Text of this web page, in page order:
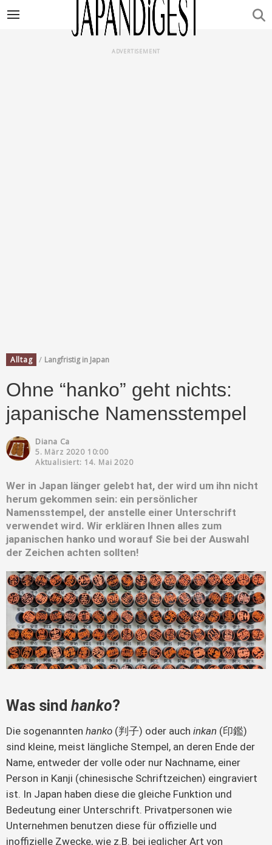
ADVERTISEMENT
Alltag / Langfristig in Japan
Ohne “hanko” geht nichts:
japanische Namensstempel
Diana Ca
5. März 2020 10:00
Aktualisiert: 14. Mai 2020
Wer in Japan länger gelebt hat, der wird um ihn nicht
herum gekommen sein: ein persönlicher
Namensstempel, der anstelle einer Unterschrift
verwendet wird. Wir erklären Ihnen alles zum
japanischen hanko und worauf Sie bei der Auswahl
der Zeichen achten sollten!
Was sind hanko?
Die sogenannten hanko (判子) oder auch inkan (印鑑)
sind kleine, meist längliche Stempel, an deren Ende der
Name, entweder der volle oder nur Nachname, einer
Person in Kanji (chinesische Schriftzeichen) eingraviert
ist. In Japan haben diese die gleiche Funktion und
Bedeutung einer Unterschrift. Privatpersonen wie
Unternehmen benutzen diese für offizielle und
inoffizielle Zwecke, wie z.B. bei jeglicher Art von